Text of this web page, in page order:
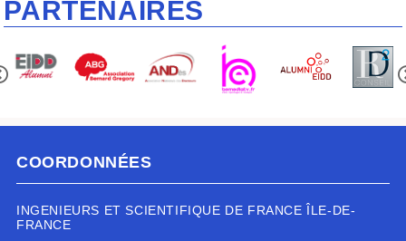
PARTENAIRES
COORDONNÉES
INGENIEURS ET SCIENTIFIQUE DE FRANCE ÎLE-DE-
FRANCE